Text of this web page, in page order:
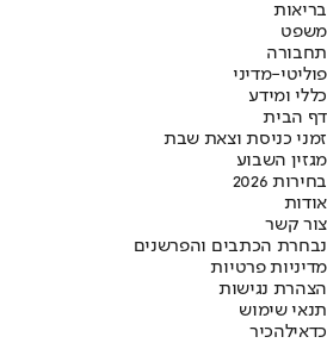
בריאות
משפט
תחבורה
פוליטי-מדיני
כללי ומידע
דף הבית
זמני כניסת וצאת שבת
מגזין השבוע
בחירות 2026
אודות
צור קשר
נבחרת הכתבים והפרשנים
מדיניות פרטיות
הצהרת נגישות
תנאי שימוש
כדאילהכיר